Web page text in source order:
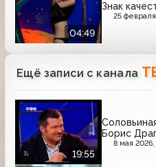
04:49
Знак
25 февраля
Ещё записи с канала
19:55
Борис
8 мая 2026,